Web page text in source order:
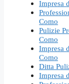
Impresa
Como
Pulizie
Como
Impresa
Como
Ditta
Impresa